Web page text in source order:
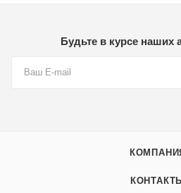
Будьте в курсе наших
КОНТАКТЫ